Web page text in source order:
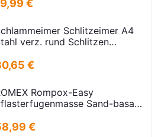
€
Schlitzeimer A4
verz. rund Schlitzen
€
Rompox-Easy
Sand-basalt
€